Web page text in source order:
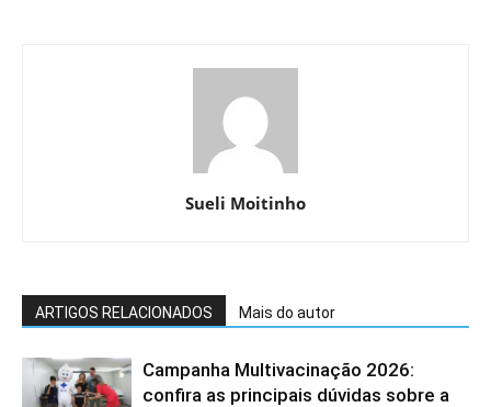
Sueli Moitinho
ARTIGOS RELACIONADOS Mais do autor
Campanha Multivacinação 2026:
confira as principais dúvidas sobre a